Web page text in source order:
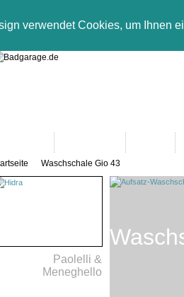
verwendet Cookies, um Ihnen
Waschschale Gio 43
Paolelli &
Meneghello